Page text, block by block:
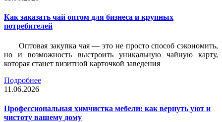
Как заказать чай оптом для бизнеса и крупных
потребителей
Оптовая закупка чая — это не просто способ сэкономить,
но и возможность выстроить уникальную чайную карту,
которая станет визитной карточкой заведения
Подробнее
11.06.2026
Профессиональная химчистка мебели: как вернуть уют и
чистоту вашему дому